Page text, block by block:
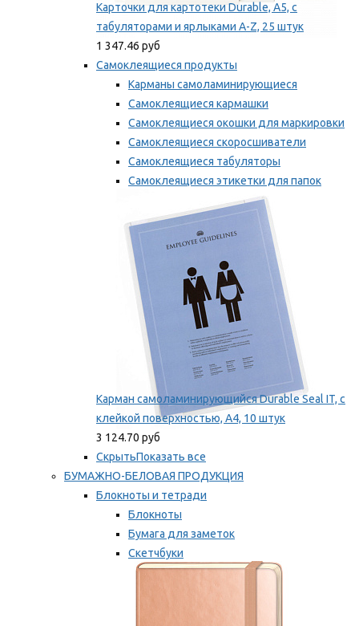
Карточки для картотеки Durable, A5, с
табуляторами и ярлыками A-Z, 25 штук
1 347.46 руб
Самоклеящиеся продукты
Карманы самоламинирующиеся
Самоклеящиеся кармашки
Самоклеящиеся окошки для маркировки
Самоклеящиеся скоросшиватели
Самоклеящиеся табуляторы
Самоклеящиеся этикетки для папок
Таблички для маркировки
Мы рекомендуем
Карман самоламинирующийся Durable Seal IT, с
клейкой поверхностью, A4, 10 штук
3 124.70 руб
СкрытьПоказать все
БУМАЖНО-БЕЛОВАЯ ПРОДУКЦИЯ
Блокноты и тетради
Блокноты
Бумага для заметок
Скетчбуки
Тетради